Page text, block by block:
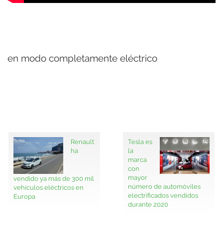
en modo completamente eléctrico
Renault
ha
vendido ya más de 300 mil
vehículos eléctricos en
Europa
Tesla es
la
marca
con
mayor
número de automóviles
electrificados vendidos
durante 2020